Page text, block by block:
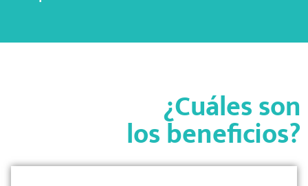
¿Cuáles son
los beneficios?